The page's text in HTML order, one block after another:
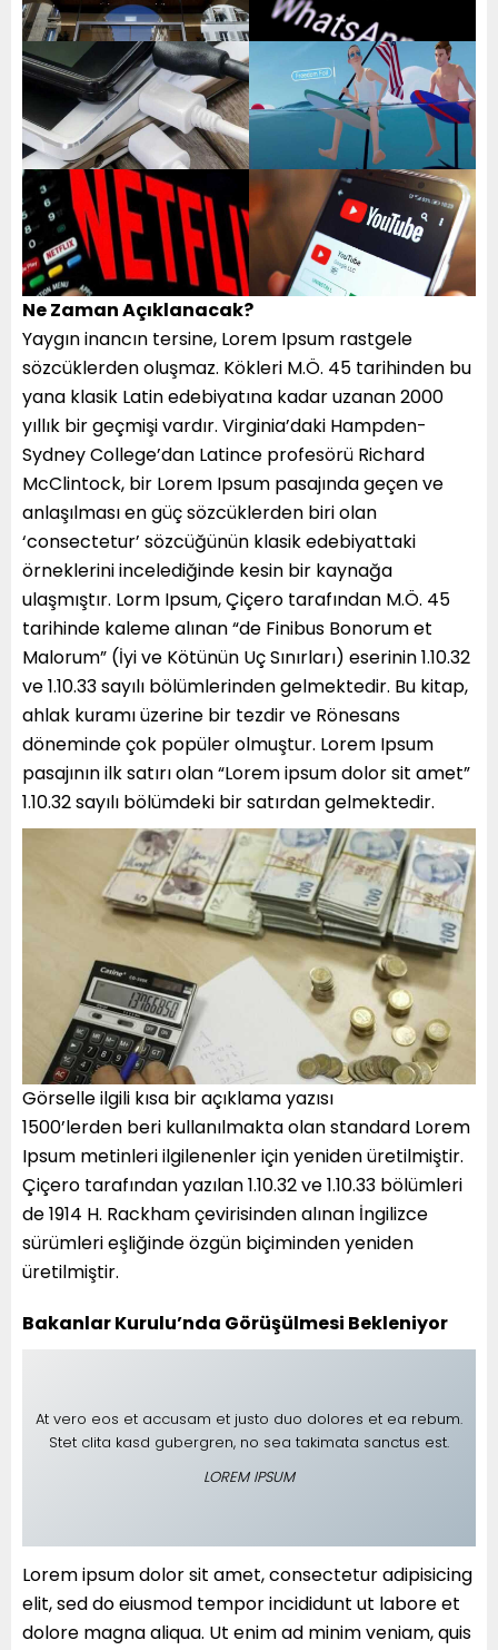
Ne Zaman Açıklanacak?
Yaygın inancın tersine, Lorem Ipsum rastgele
sözcüklerden oluşmaz. Kökleri M.Ö. 45 tarihinden bu
yana klasik Latin edebiyatına kadar uzanan 2000
yıllık bir geçmişi vardır. Virginia’daki Hampden-
Sydney College’dan Latince profesörü Richard
McClintock, bir Lorem Ipsum pasajında geçen ve
anlaşılması en güç sözcüklerden biri olan
‘consectetur’ sözcüğünün klasik edebiyattaki
örneklerini incelediğinde kesin bir kaynağa
ulaşmıştır. Lorm Ipsum, Çiçero tarafından M.Ö. 45
tarihinde kaleme alınan “de Finibus Bonorum et
Malorum” (İyi ve Kötünün Uç Sınırları) eserinin 1.10.32
ve 1.10.33 sayılı bölümlerinden gelmektedir. Bu kitap,
ahlak kuramı üzerine bir tezdir ve Rönesans
döneminde çok popüler olmuştur. Lorem Ipsum
pasajının ilk satırı olan “Lorem ipsum dolor sit amet”
1.10.32 sayılı bölümdeki bir satırdan gelmektedir.
Görselle ilgili kısa bir açıklama yazısı
1500’lerden beri kullanılmakta olan standard Lorem
Ipsum metinleri ilgilenenler için yeniden üretilmiştir.
Çiçero tarafından yazılan 1.10.32 ve 1.10.33 bölümleri
de 1914 H. Rackham çevirisinden alınan İngilizce
sürümleri eşliğinde özgün biçiminden yeniden
üretilmiştir.
Bakanlar Kurulu’nda Görüşülmesi Bekleniyor
At vero eos et accusam et justo duo dolores et ea rebum.
Stet clita kasd gubergren, no sea takimata sanctus est.
LOREM IPSUM
Lorem ipsum dolor sit amet, consectetur adipisicing
elit, sed do eiusmod tempor incididunt ut labore et
dolore magna aliqua. Ut enim ad minim veniam, quis